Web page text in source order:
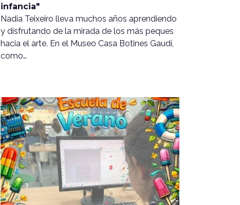
infancia"
Nadia Teixeiro lleva muchos años aprendiendo
y disfrutando de la mirada de los más peques
hacia el arte. En el Museo Casa Botines Gaudí,
como…